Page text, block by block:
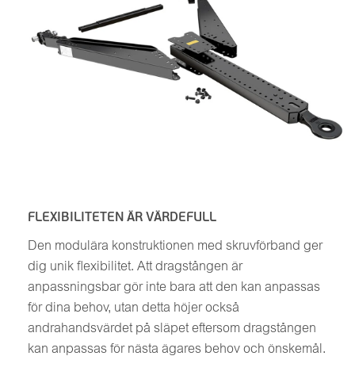
FLEXIBILITETEN ÄR VÄRDEFULL
Den modulära konstruktionen med skruvförband ger
dig unik flexibilitet. Att dragstången är
anpassningsbar gör inte bara att den kan anpassas
för dina behov, utan detta höjer också
andrahandsvärdet på släpet eftersom dragstången
kan anpassas för nästa ägares behov och önskemål.